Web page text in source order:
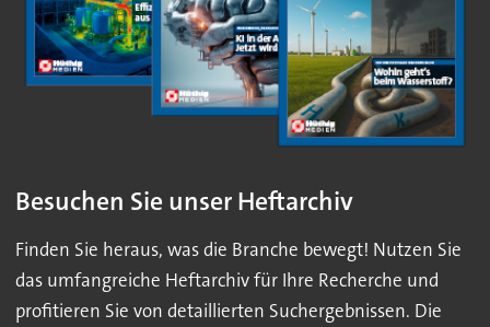
Besuchen Sie unser Heftarchiv
Finden Sie heraus, was die Branche bewegt! Nutzen Sie
das umfangreiche Heftarchiv für Ihre Recherche und
profitieren Sie von detaillierten Suchergebnissen. Die